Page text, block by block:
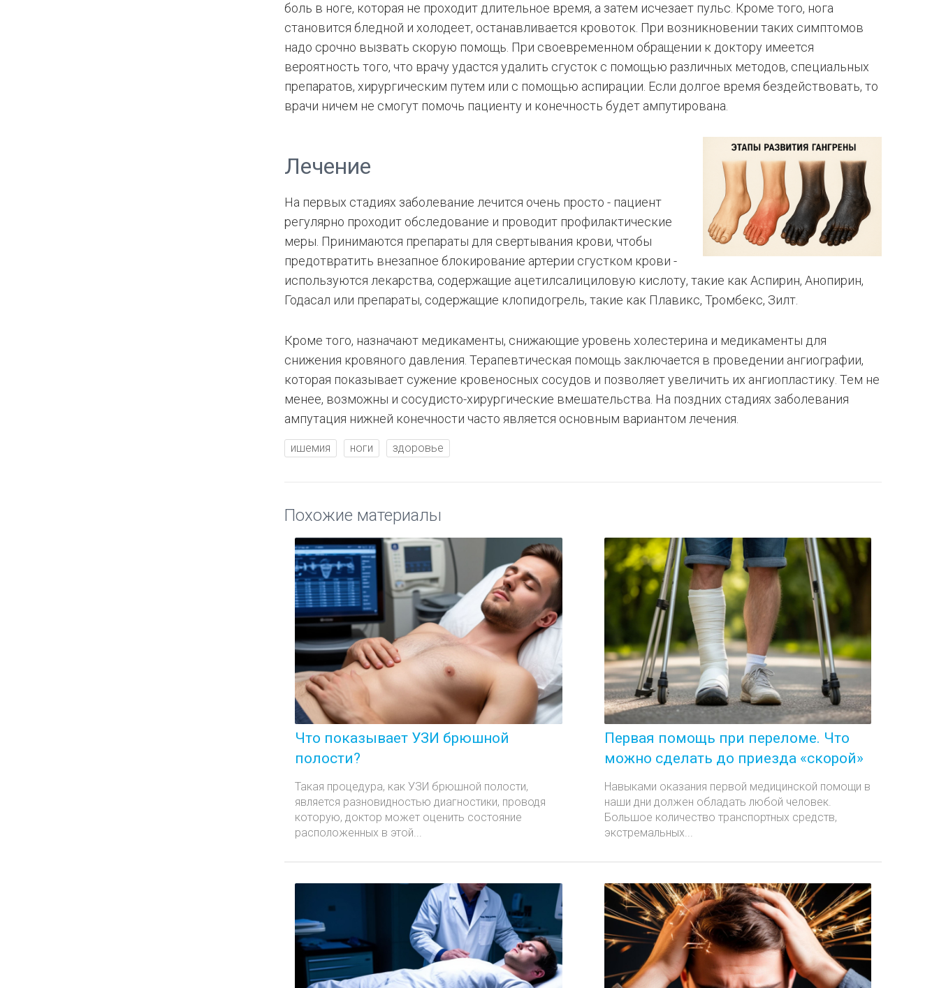
боль в ноге, которая не проходит длительное время, а затем исчезает пульс. Кроме того, нога
становится бледной и холодеет, останавливается кровоток. При возникновении таких симптомов
надо срочно вызвать скорую помощь. При своевременном обращении к доктору имеется
вероятность того, что врачу удастся удалить сгусток с помощью различных методов, специальных
препаратов, хирургическим путем или с помощью аспирации. Если долгое время бездействовать, то
врачи ничем не смогут помочь пациенту и конечность будет ампутирована.
Лечение
На первых стадиях заболевание лечится очень просто - пациент
регулярно проходит обследование и проводит профилактические
меры. Принимаются препараты для свертывания крови, чтобы
предотвратить внезапное блокирование артерии сгустком крови -
используются лекарства, содержащие ацетилсалициловую кислоту, такие как Аспирин, Анопирин,
Годасал или препараты, содержащие клопидогрель, такие как Плавикс, Тромбекс, Зилт.
Кроме того, назначают медикаменты, снижающие уровень холестерина и медикаменты для
снижения кровяного давления. Терапевтическая помощь заключается в проведении ангиографии,
которая показывает сужение кровеносных сосудов и позволяет увеличить их ангиопластику. Тем не
менее, возможны и сосудисто-хирургические вмешательства. На поздних стадиях заболевания
ампутация нижней конечности часто является основным вариантом лечения.
ишемия ноги здоровье
Похожие материалы
Что показывает УЗИ брюшной
полости?
Такая процедура, как УЗИ брюшной полости,
является разновидностью диагностики, проводя
которую, доктор может оценить состояние
расположенных в этой...
Первая помощь при переломе. Что
можно сделать до приезда «скорой»
Навыками оказания первой медицинской помощи в
наши дни должен обладать любой человек.
Большое количество транспортных средств,
экстремальных...